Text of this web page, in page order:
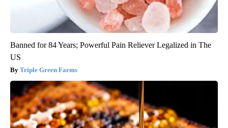
Banned for 84 Years; Powerful Pain Reliever Legalized in The
US
Triple Green Farms